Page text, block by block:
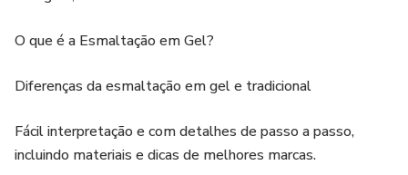
O que é a Esmaltação em Gel?
Diferenças da esmaltação em gel e tradicional
Fácil interpretação e com detalhes de passo a passo,
incluindo materiais e dicas de melhores marcas.